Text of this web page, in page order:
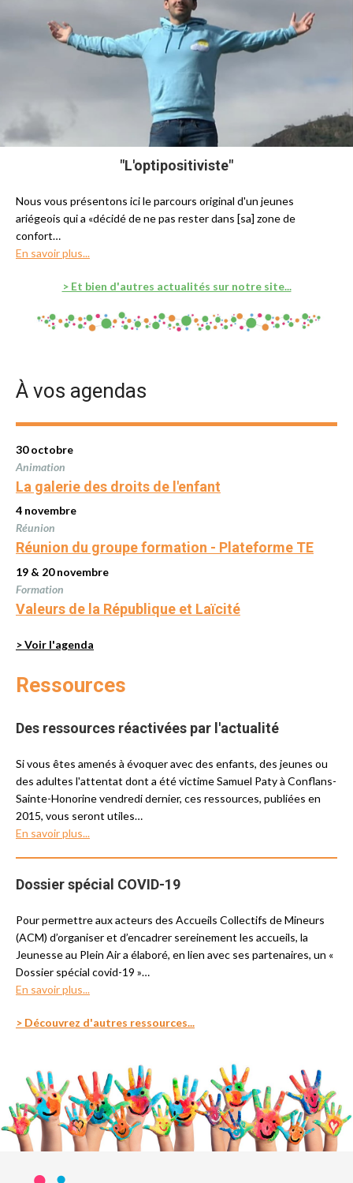
"L'optipositiviste"
Nous vous présentons ici le parcours original d'un jeunes
ariégeois qui a «décidé de ne pas rester dans [sa] zone de
confort…
En savoir plus...
> Et bien d'autres actualités sur notre site...
À vos agendas
30 octobre
Animation
La galerie des droits de l'enfant
4 novembre
Réunion
Réunion du groupe formation - Plateforme TE
19 & 20 novembre
Formation
Valeurs de la République et Laïcité
> Voir l'agenda
Ressources
Des ressources réactivées par l'actualité
Si vous êtes amenés à évoquer avec des enfants, des jeunes ou
des adultes l'attentat dont a été victime Samuel Paty à Conflans-
Sainte-Honorine vendredi dernier, ces ressources, publiées en
2015, vous seront utiles…
En savoir plus...
Dossier spécial COVID-19
Pour permettre aux acteurs des Accueils Collectifs de Mineurs
(ACM) d’organiser et d’encadrer sereinement les accueils, la
Jeunesse au Plein Air a élaboré, en lien avec ses partenaires, un «
Dossier spécial covid-19 »…
En savoir plus...
> Découvrez d'autres ressources...